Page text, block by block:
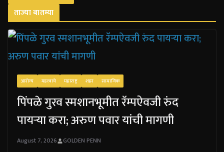
ताज्या बातम्या
आरोग्य महत्त्वाचे महाराष्ट्र शहर सामाजिक
पिंपळे गुरव स्मशानभूमीत रॅम्पऐवजी रुंद
पायऱ्या करा; अरुण पवार यांची मागणी
August 7, 2026 GOLDEN PENN